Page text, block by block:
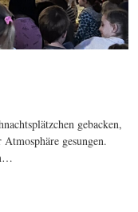
gebacken,
gesungen.